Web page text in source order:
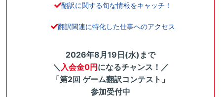
翻訳に関する旬な情報をキャッチ！
翻訳関連に特化した仕事へのアクセス
2026年8月19日(水)まで
＼ 入会金0円になるチャンス！／
「第2回 ゲーム翻訳コンテスト」
参加受付中